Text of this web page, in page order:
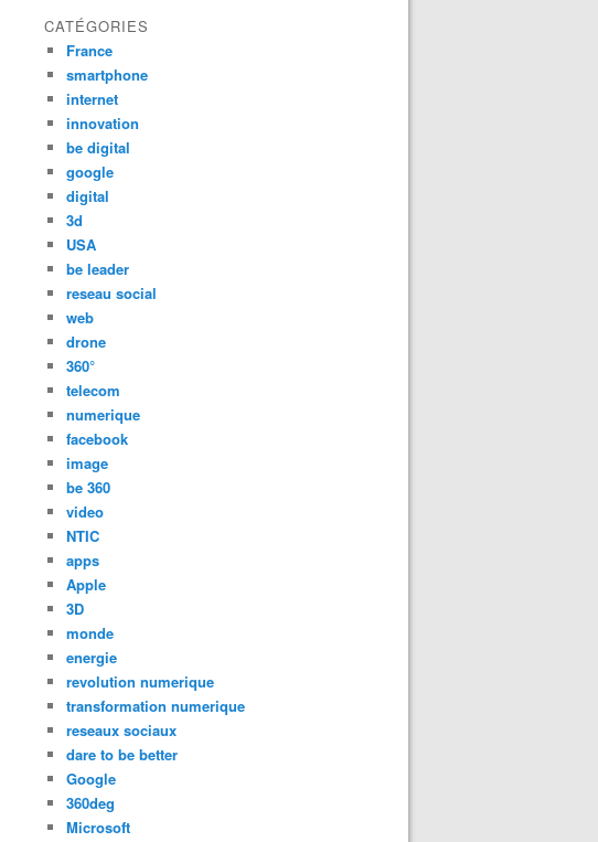
CATÉGORIES
France
smartphone
internet
innovation
be digital
google
digital
3d
USA
be leader
reseau social
web
drone
360°
telecom
numerique
facebook
image
be 360
video
NTIC
apps
Apple
3D
monde
energie
revolution numerique
transformation numerique
reseaux sociaux
dare to be better
Google
360deg
Microsoft